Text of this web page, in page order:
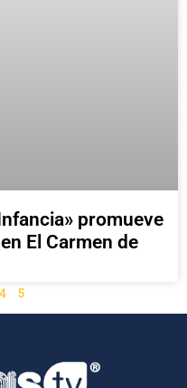
promueve
El Carmen de
4 5